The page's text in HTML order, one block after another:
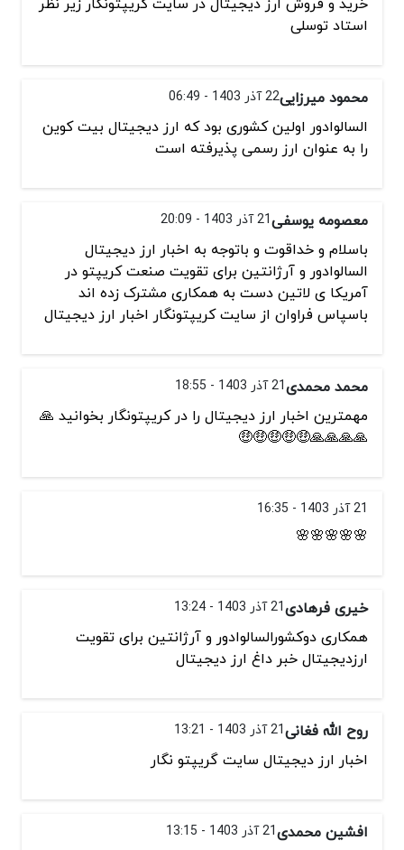
استاد توسلی
محمود میرزایی22 آذر 1403 - 06:49
السالوادور اولین کشوری بود که ارز دیجیتال بیت کوین
را به عنوان ارز رسمی پذیرفته است
معصومه یوسفی21 آذر 1403 - 20:09
باسلام و خداقوت و باتوجه به اخبار ارز دیجیتال
السالوادور و آرژانتین برای تقویت صنعت کریپتو در
آمریکا ی لاتین دست به همکاری مشترک زده اند
باسپاس فراوان از سایت کریپتونگار اخبار ارز دیجیتال
محمد محمدی21 آذر 1403 - 18:55
مهمترین اخبار ارز دیجیتال را در کریپتونگار بخوانید 🙏
🙏🙏🙏🙏🤑🤑🤑🤑🤑
21 آذر 1403 - 16:35
🌸🌸🌸🌸🌸
خیری فرهادی21 آذر 1403 - 13:24
همکاری دوکشورالسالوادور و آرژانتین برای تقویت
ارزدیجیتال خبر داغ ارز دیجیتال
روح الله فغانی21 آذر 1403 - 13:21
اخبار ارز دیجیتال سایت گریپتو نگار
افشین محمدی21 آذر 1403 - 13:15